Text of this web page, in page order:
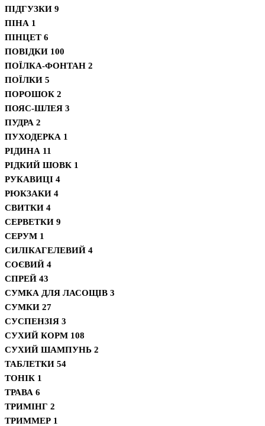
ПІДГУЗКИ 9
ПІНА 1
ПІНЦЕТ 6
ПОВІДКИ 100
ПОЇЛКА-ФОНТАН 2
ПОЇЛКИ 5
ПОРОШОК 2
ПОЯС-ШЛЕЯ 3
ПУДРА 2
ПУХОДЕРКА 1
РІДИНА 11
РІДКИЙ ШОВК 1
РУКАВИЦІ 4
РЮКЗАКИ 4
СВИТКИ 4
СЕРВЕТКИ 9
СЕРУМ 1
СИЛІКАГЕЛЕВИЙ 4
СОЄВИЙ 4
СПРЕЙ 43
СУМКА ДЛЯ ЛАСОЩІВ 3
СУМКИ 27
СУСПЕНЗІЯ 3
СУХИЙ КОРМ 108
СУХИЙ ШАМПУНЬ 2
ТАБЛЕТКИ 54
ТОНІК 1
ТРАВА 6
ТРИМІНГ 2
ТРИММЕР 1